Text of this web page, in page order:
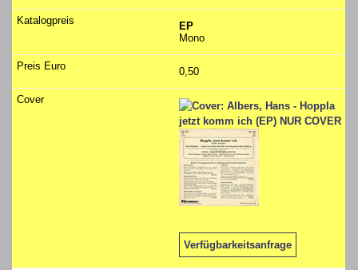
EP
Mono
0,50
Verfügbarkeitsanfrage